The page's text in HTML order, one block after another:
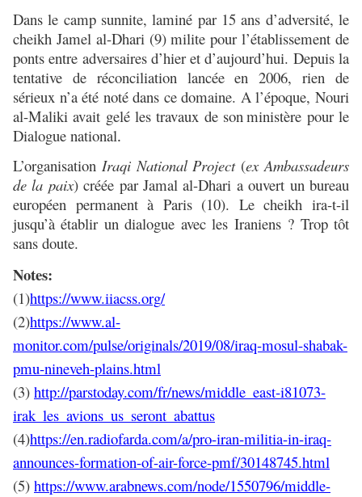
Dans le camp sunnite, laminé par 15 ans d’adversité, le
cheikh Jamel al-Dhari (9) milite pour l’établissement de
ponts entre adversaires d’hier et d’aujourd’hui. Depuis la
tentative de réconciliation lancée en 2006, rien de
sérieux n’a été noté dans ce domaine. A l’époque, Nouri
al-Maliki avait gelé les travaux de son ministère pour le
Dialogue national.
L’organisation Iraqi National Project (ex Ambassadeurs
de la paix) créée par Jamal al-Dhari a ouvert un bureau
européen permanent à Paris (10). Le cheikh ira-t-il
jusqu’à établir un dialogue avec les Iraniens ? Trop tôt
sans doute.
Notes:
(1)https://www.iiacss.org/
(2)https://www.al-
monitor.com/pulse/originals/2019/08/iraq-mosul-shabak-
pmu-nineveh-plains.html
(3) http://parstoday.com/fr/news/middle_east-i81073-
irak_les_avions_us_seront_abattus
(4)https://en.radiofarda.com/a/pro-iran-militia-in-iraq-
announces-formation-of-air-force-pmf/30148745.html
(5) https://www.arabnews.com/node/1550796/middle-